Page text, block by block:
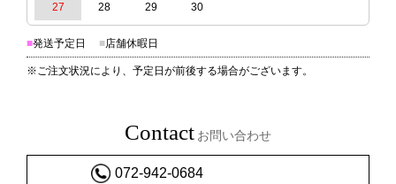
27 28 29 30
■発送予定日 ■店舗休暇日
※ご注文状況により、予定日が前後する場合がございます。
Contact お問い合わせ
072-942-0684